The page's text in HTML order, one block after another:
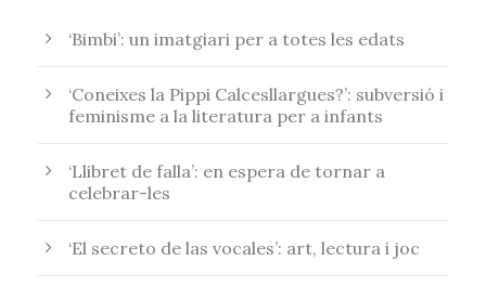
‘Bimbi’: un imatgiari per a totes les edats
‘Coneixes la Pippi Calcesllargues?’: subversió i
feminisme a la literatura per a infants
‘Llibret de falla’: en espera de tornar a
celebrar-les
‘El secreto de las vocales’: art, lectura i joc